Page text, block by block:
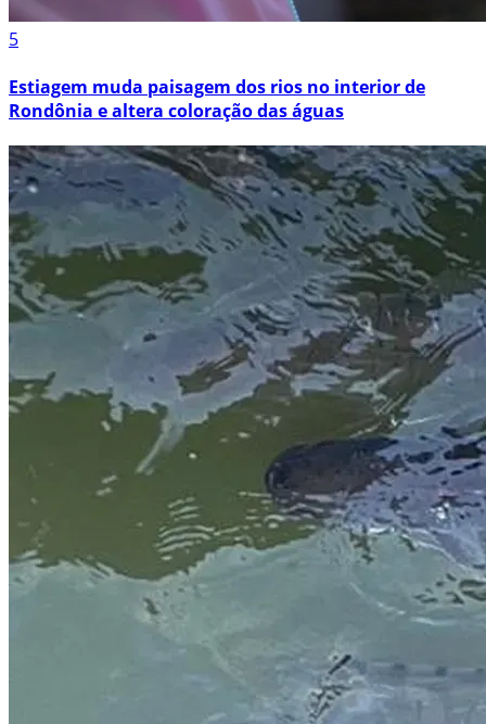
5
Estiagem muda paisagem dos rios no interior de
Rondônia e altera coloração das águas